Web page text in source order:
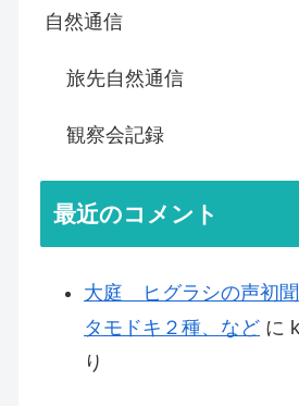
自然通信
旅先自然通信
観察会記録
最近のコメント
大庭 ヒグラシの声初聞
タモドキ２種、など に
り